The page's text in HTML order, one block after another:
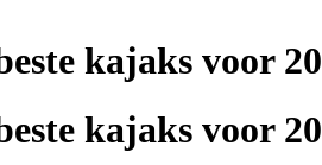
kajaks voor
kajaks voor